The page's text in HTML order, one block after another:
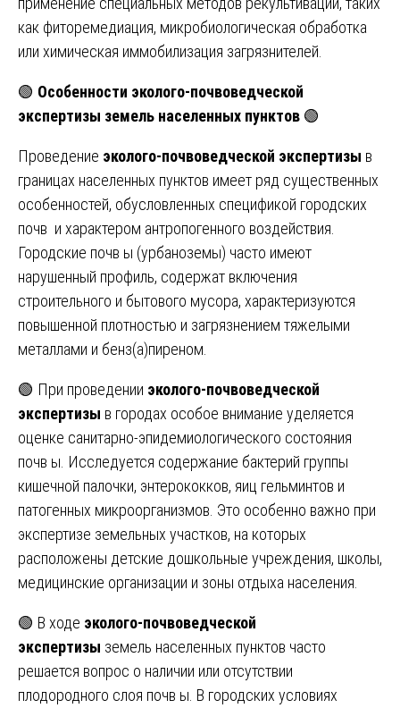
как фиторемедиация, микробиологическая обработка
или химическая иммобилизация загрязнителей.
🟢 Особенности эколого-почвоведческой
экспертизы земель населенных пунктов 🟢
Проведение эколого-почвоведческой экспертизы в
границах населенных пунктов имеет ряд существенных
особенностей, обусловленных спецификой городских
почв и характером антропогенного воздействия.
Городские почв ы (урбаноземы) часто имеют
нарушенный профиль, содержат включения
строительного и бытового мусора, характеризуются
повышенной плотностью и загрязнением тяжелыми
металлами и бенз(а)пиреном.
🟢 При проведении эколого-почвоведческой
экспертизы в городах особое внимание уделяется
оценке санитарно-эпидемиологического состояния
почв ы. Исследуется содержание бактерий группы
кишечной палочки, энтерококков, яиц гельминтов и
патогенных микроорганизмов. Это особенно важно при
экспертизе земельных участков, на которых
расположены детские дошкольные учреждения, школы,
медицинские организации и зоны отдыха населения.
🟢 В ходе эколого-почвоведческой
экспертизы земель населенных пунктов часто
решается вопрос о наличии или отсутствии
плодородного слоя почв ы. В городских условиях